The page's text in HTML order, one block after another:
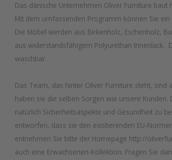
Das dänische Unternehmen Oliver Furniture
Mit dem umfassenden Programm können Sie
Die Möbel werden aus Birkenholz, Eschenholz,
aus widerstandsfähigem Polyurethan Innenlack.
waschbar.
Das Team, das hinter Oliver Furniture steht, sind
haben sie die selben Sorgen wie unsere
natürlich Sicherheitsaspekte und Gesundheit zu
entworfen, dass sie den existierenden EU-
entnehmen Sie bitte der Homepage http://
auch eine Erwachsenen-Kollektion. Fragen Sie